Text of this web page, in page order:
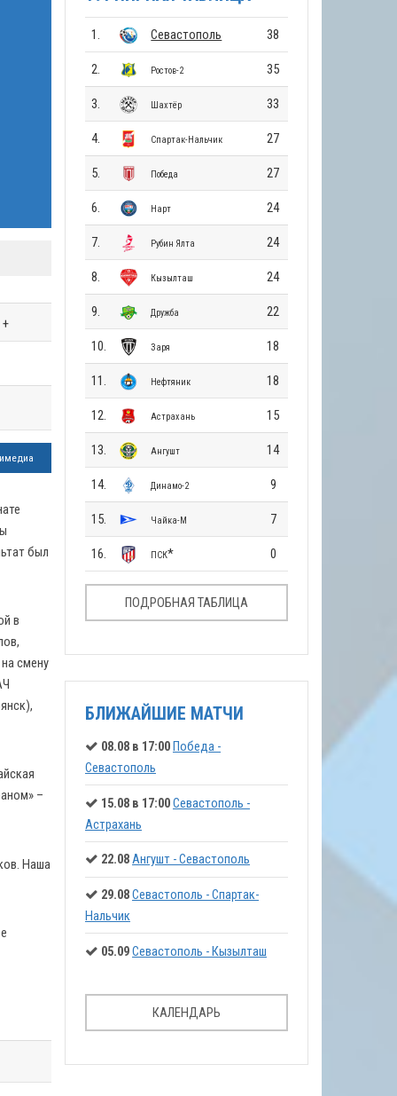
+
был
в
смену
–
Наша
1. Севастополь 38
2. Ростов-2 35
3. Шахтёр 33
4. Спартак-Нальчик 27
5. Победа 27
6. Нарт 24
7. Рубин Ялта 24
8. Кызылташ 24
9. Дружба 22
10. Заря 18
11. Нефтяник 18
12. Астрахань 15
13. Ангушт 14
14. Динамо-2 9
15. Чайка-М 7
16. ПСК* 0
ПОДРОБНАЯ ТАБЛИЦА
БЛИЖАЙШИЕ МАТЧИ
08.08 в 17:00Победа -
Севастополь
15.08 в 17:00Севастополь -
Астрахань
22.08Ангушт - Севастополь
29.08Севастополь - Спартак-
Нальчик
05.09Севастополь - Кызылташ
КАЛЕНДАРЬ